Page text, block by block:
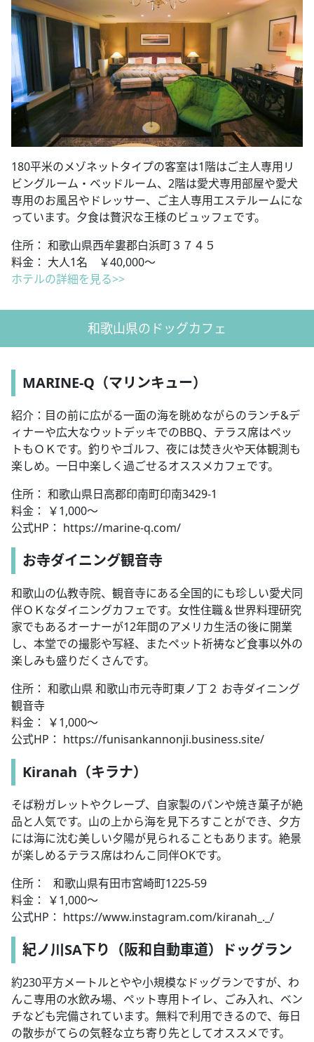
180平米のメゾネットタイプの客室は1階はご主人専用リ
ビングルーム・ベッドルーム、2階は愛犬専用部屋や愛犬
専用のお風呂やドレッサー、ご主人専用エステルームにな
っています。夕食は贅沢な王様のビュッフェです。
住所： 和歌山県西牟婁郡白浜町３７４５
料金： 大人1名 ￥40,000～
ホテルの詳細を見る>>
和歌山県のドッグカフェ
MARINE-Q（マリンキュー）
紹介：目の前に広がる一面の海を眺めながらのランチ&デ
ィナーや広大なウットデッキでのBBQ、テラス席はペッ
トもＯＫです。釣りやゴルフ、夜には焚き火や天体観測も
楽しめ。一日中楽しく過ごせるオススメカフェです。
住所： 和歌山県日高郡印南町印南3429-1
料金： ￥1,000～
公式HP： https://marine-q.com/
お寺ダイニング観音寺
和歌山の仏教寺院、観音寺にある全国的にも珍しい愛犬同
伴ＯＫなダイニングカフェです。女性住職＆世界料理研究
家でもあるオーナーが12年間のアメリカ生活の後に開業
し、本堂での撮影や写経、またペット祈祷など食事以外の
楽しみも盛りだくさんです。
住所： 和歌山県 和歌山市元寺町東ノ丁２ お寺ダイニング
観音寺
料金： ￥1,000～
公式HP： https://funisankannonji.business.site/
Kiranah（キラナ）
そば粉ガレットやクレープ、自家製のパンや焼き菓子が絶
品と人気です。山の上から海を見下ろすことができ、夕方
には海に沈む美しい夕陽が見られることもあります。絶景
が楽しめるテラス席はわんこ同伴OKです。
住所： 和歌山県有田市宮崎町1225-59
料金： ￥1,000～
公式HP： https://www.instagram.com/kiranah_._/
紀ノ川SA下り（阪和自動車道）ドッグラン
約230平方メートルとやや小規模なドッグランですが、わ
んこ専用の水飲み場、ペット専用トイレ、ごみ入れ、ベン
チなども完備されています。無料で利用できるので、毎日
の散歩がてらの気軽な立ち寄り先としてオススメです。